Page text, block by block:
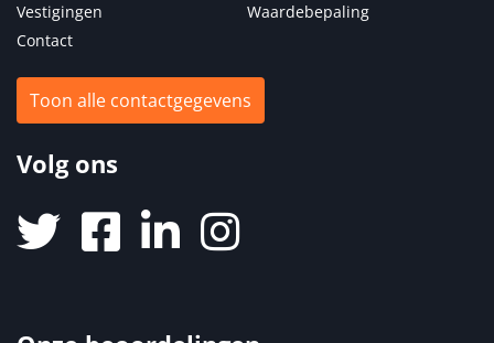
Vestigingen
Waardebepaling
Contact
Toon alle contactgegevens
Volg ons